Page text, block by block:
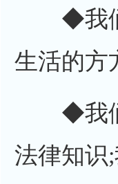
◆我们
生活的方
◆我们
法律知识